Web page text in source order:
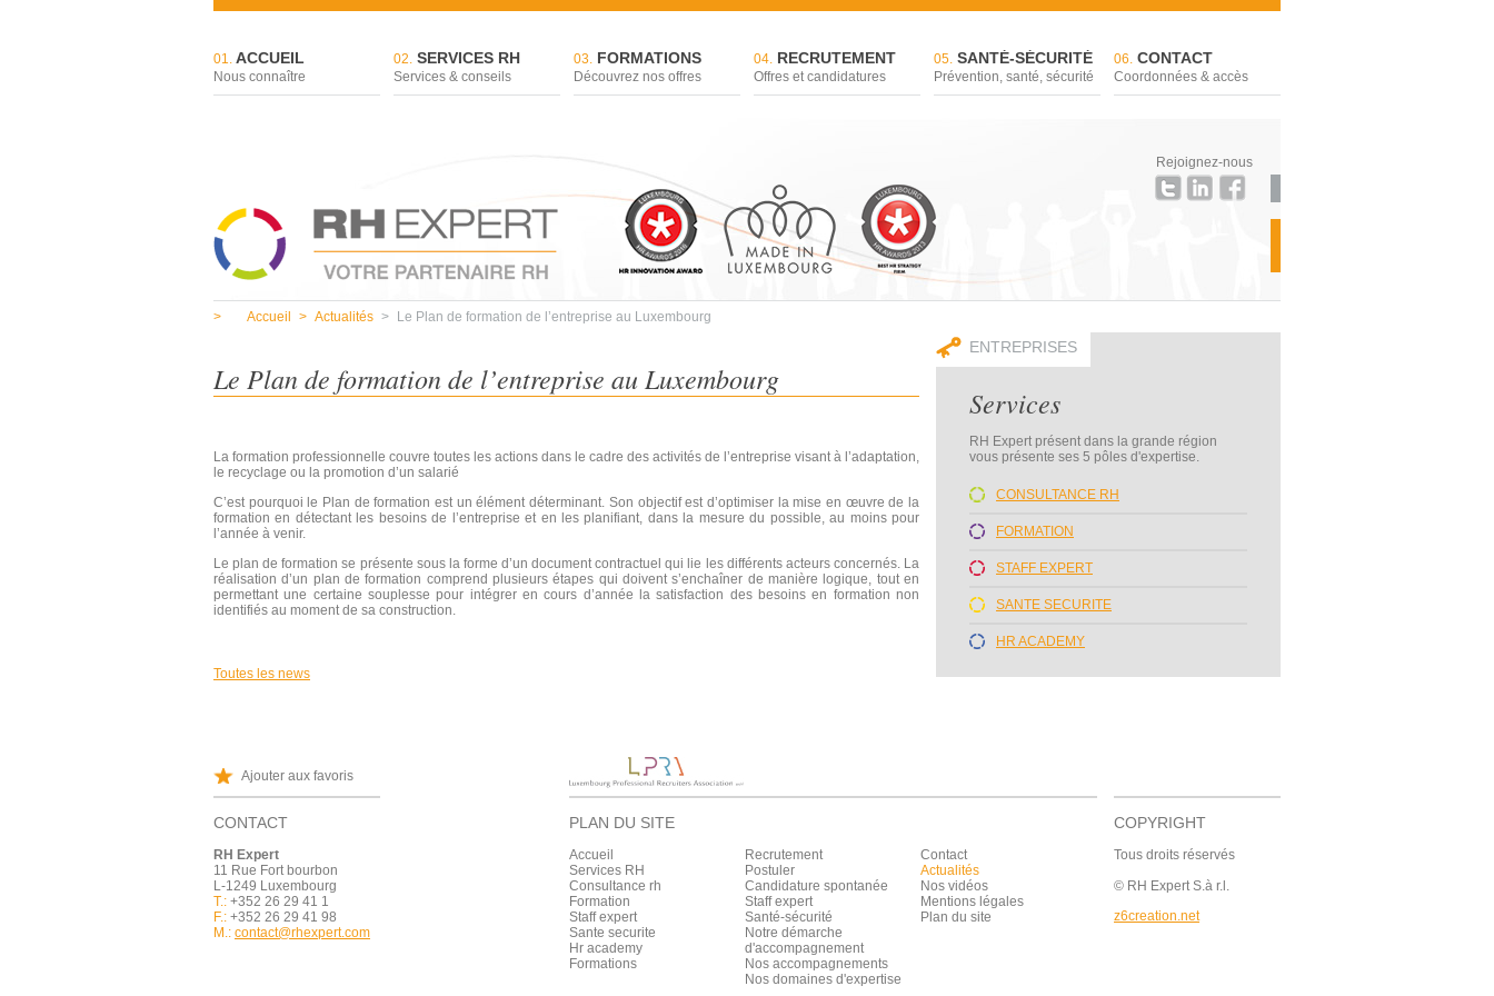
01. ACCUEIL
Nous connaître
02. SERVICES RH
Services & conseils
03. FORMATIONS
Découvrez nos offres
04. RECRUTEMENT
Offres et candidatures
05. SANTÉ-SÉCURITÉ
Prévention, santé, sécurité
06. CONTACT
Coordonnées & accès
Rejoignez-nous
> Accueil > Actualités > Le Plan de formation de l’entreprise au Luxembourg
Le Plan de formation de l’entreprise au Luxembourg
La formation professionnelle couvre toutes les actions dans le cadre des activités de l’entreprise visant à l’adaptation,
le recyclage ou la promotion d’un salarié
C’est pourquoi le Plan de formation est un élément déterminant. Son objectif est d’optimiser la mise en œuvre de la
formation en détectant les besoins de l’entreprise et en les planifiant, dans la mesure du possible, au moins pour
l’année à venir.
Le plan de formation se présente sous la forme d’un document contractuel qui lie les différents acteurs concernés. La
réalisation d’un plan de formation comprend plusieurs étapes qui doivent s’enchaîner de manière logique, tout en
permettant une certaine souplesse pour intégrer en cours d’année la satisfaction des besoins en formation non
identifiés au moment de sa construction.
Toutes les news
ENTREPRISES
Services
RH Expert présent dans la grande région
vous présente ses 5 pôles d'expertise.
CONSULTANCE RH
FORMATION
STAFF EXPERT
SANTE SECURITE
HR ACADEMY
Ajouter aux favoris
CONTACT
RH Expert
11 Rue Fort bourbon
L-1249 Luxembourg
T.: +352 26 29 41 1
F.: +352 26 29 41 98
M.: contact@rhexpert.com
PLAN DU SITE
Accueil
Services RH
Consultance rh
Formation
Staff expert
Sante securite
Hr academy
Formations
Recrutement
Postuler
Candidature spontanée
Staff expert
Santé-sécurité
Notre démarche
d'accompagnement
Nos accompagnements
Nos domaines d'expertise
Contact
Actualités
Nos vidéos
Mentions légales
Plan du site
COPYRIGHT
Tous droits réservés
© RH Expert S.à r.l.
z6creation.net